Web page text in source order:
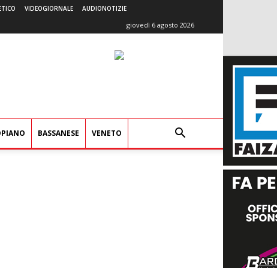
VIDEOGIORNALE AUDIONOTIZIE
giovedì 6 agosto 2026
BASSANESE VENETO